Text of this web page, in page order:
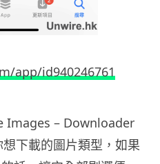
app/id940246761
Images – Downloader
下載的圖片類型，如果